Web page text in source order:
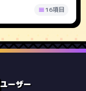
16項目
ユーザー